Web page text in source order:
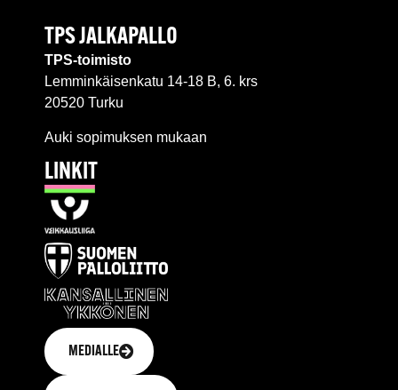
TPS JALKAPALLO
TPS-toimisto
Lemminkäisenkatu 14-18 B, 6. krs
20520 Turku
Auki sopimuksen mukaan
LINKIT
MEDIALLE